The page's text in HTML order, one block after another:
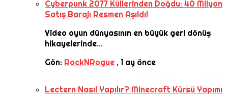
Cyberpunk 2077 Küllerinden Doğdu: 40 Milyon
Satış Barajı Resmen Aşıldı!
Video oyun dünyasının en büyük geri dönüş
hikayelerinde...
Gön: RockNRogue ,1 ay önce
Lectern Nasıl Yapılır? Minecraft Kürsü Yapımı